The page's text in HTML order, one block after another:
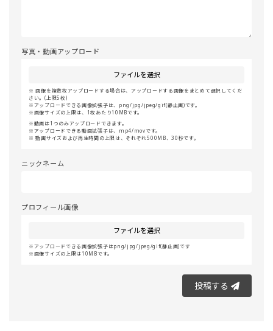
写真・動画アップロード
ファイルを選択
画像を複数枚アップロードする場合は、アップロードする画像をまとめて選択してくだ
さい。(上限5枚)
アップロードできる画像拡張子は、png/jpg/jpeg/gif(静止画)です。
画像サイズの上限は、1枚あたり10MBです。
動画は1つのみアップロードできます。
アップロードできる動画拡張子は、mp4/movです。
動画サイズおよび再生時間の上限は、それぞれ500MB、30秒です。
ニックネーム
プロフィール画像
ファイルを選択
アップロードできる画像拡張子はpng/jpg/jpeg/gif(静止画)です
画像サイズの上限は10MBです。
投稿する